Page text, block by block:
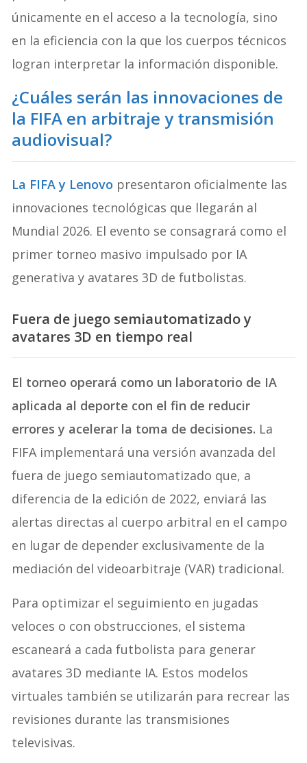
únicamente en el acceso a la tecnología, sino
en la eficiencia con la que los cuerpos técnicos
logran interpretar la información disponible.
¿Cuáles serán las innovaciones de
la FIFA en arbitraje y transmisión
audiovisual?
La FIFA y Lenovo presentaron oficialmente las
innovaciones tecnológicas que llegarán al
Mundial 2026. El evento se consagrará como el
primer torneo masivo impulsado por IA
generativa y avatares 3D de futbolistas.
Fuera de juego semiautomatizado y
avatares 3D en tiempo real
El torneo operará como un laboratorio de IA
aplicada al deporte con el fin de reducir
errores y acelerar la toma de decisiones. La
FIFA implementará una versión avanzada del
fuera de juego semiautomatizado que, a
diferencia de la edición de 2022, enviará las
alertas directas al cuerpo arbitral en el campo
en lugar de depender exclusivamente de la
mediación del videoarbitraje (VAR) tradicional.
Para optimizar el seguimiento en jugadas
veloces o con obstrucciones, el sistema
escaneará a cada futbolista para generar
avatares 3D mediante IA. Estos modelos
virtuales también se utilizarán para recrear las
revisiones durante las transmisiones
televisivas.